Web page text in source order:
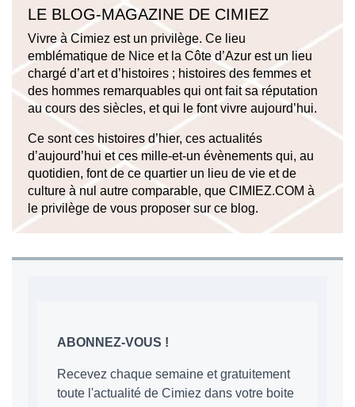
LE BLOG-MAGAZINE DE CIMIEZ
Vivre à Cimiez est un privilège. Ce lieu
emblématique de Nice et la Côte d’Azur est un lieu
chargé d’art et d’histoires ; histoires des femmes et
des hommes remarquables qui ont fait sa réputation
au cours des siècles, et qui le font vivre aujourd’hui.
Ce sont ces histoires d’hier, ces actualités
d’aujourd’hui et ces mille-et-un évènements qui, au
quotidien, font de ce quartier un lieu de vie et de
culture à nul autre comparable, que CIMIEZ.COM à
le privilège de vous proposer sur ce blog.
ABONNEZ-VOUS !
Recevez chaque semaine et gratuitement
toute l'actualité de Cimiez dans votre boite